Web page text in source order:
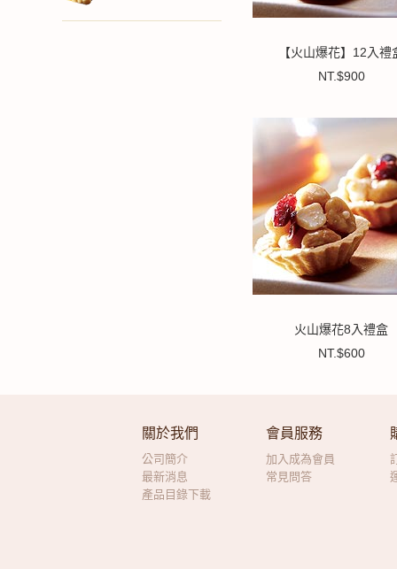
【火山爆花】12入禮
NT.$900
火山爆花8入禮盒
NT.$600
關於我們
公司簡介
最新消息
產品目錄下載
會員服務
加入成為會員
常見問答